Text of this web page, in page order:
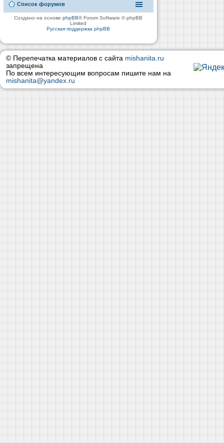
Список форумов
Создано на основеphpBB® Forum Software © phpBB
Limited
Русская поддержка phpBB
© Перепечатка материалов с сайта mishanita.ru
запрещена
По всем интересующим вопросам пишите нам на
mishanita@yandex.ru